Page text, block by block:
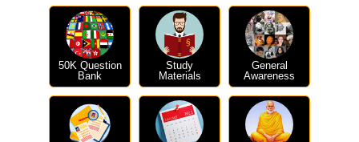
50K Question
Bank
Study
Materials
General
Awareness